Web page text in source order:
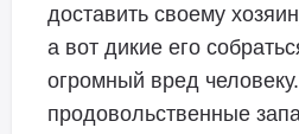
доставить своему
а вот дикие его
огромный вред
продовольственные